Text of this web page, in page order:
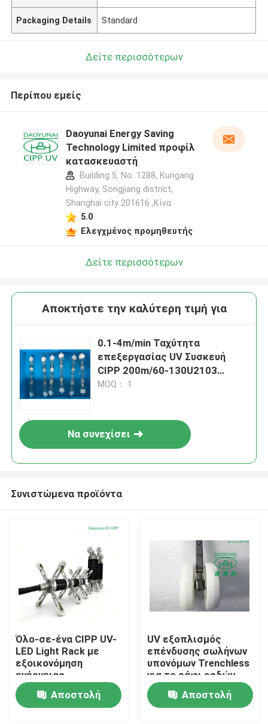
Αφήστε ένα μήνυμα
We bellen je snel terug!
υποβολή
Σπίτι
Προϊόντα
Packaging Details Standard
Δείτε περισσότερων
Περίπου εμείς
Daoyunai Energy Saving
Technology Limited προφίλ
κατασκευαστή
Building 5, No. 1288, Kungang
Highway, Songjiang district,
Shanghai city 201616 ,Κίνα
5.0
Ελεγχμένος προμηθευτής
Δείτε περισσότερων
Αποκτήστε την καλύτερη τιμή για
0.1-4m/min Ταχύτητα
επεξεργασίας UV Συσκευή
CIPP 200m/60-130U2103
Σύστημα λαμπτήρα
MOQ： 1
Να συνεχίσει
Συνιστώμενα προϊόντα
Όλο-σε-ένα CIPP UV-
LED Light Rack με
εξοικονόμηση
ενέργειας
τεχνολογία UV-LED,
έξυπνος έλεγχος
θερμοκρασίας και
Αποστολή
UV εξοπλισμός
επένδυσης σωλήνων
υπονόμων Trenchless
για το ράφι ροδών
προβολέων πώλησης
Αποστολή